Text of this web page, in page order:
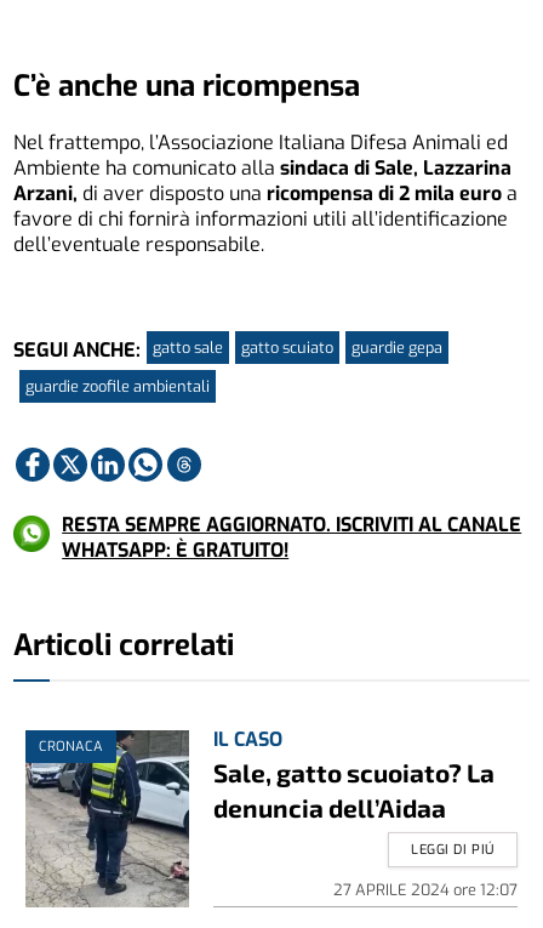
C’è anche una ricompensa
Nel frattempo, l’Associazione Italiana Difesa Animali ed
Ambiente ha comunicato allasindaca di Sale, Lazzarina
Arzani, di aver disposto unaricompensa di 2 mila euroa
favore di chi fornirà informazioni utili all’identificazione
dell’eventuale responsabile.
SEGUI ANCHE: gatto sale gatto scuiato
guardie gepa
guardie zoofile ambientali
RESTA SEMPRE AGGIORNATO. ISCRIVITI AL CANALE
WHATSAPP: È GRATUITO!
Articoli correlati
CRONACA IL CASO
Sale, gatto scuoiato? La
denuncia dell’Aidaa
27 APRILE 2024ore 12:07
LEGGI DI PIÚ